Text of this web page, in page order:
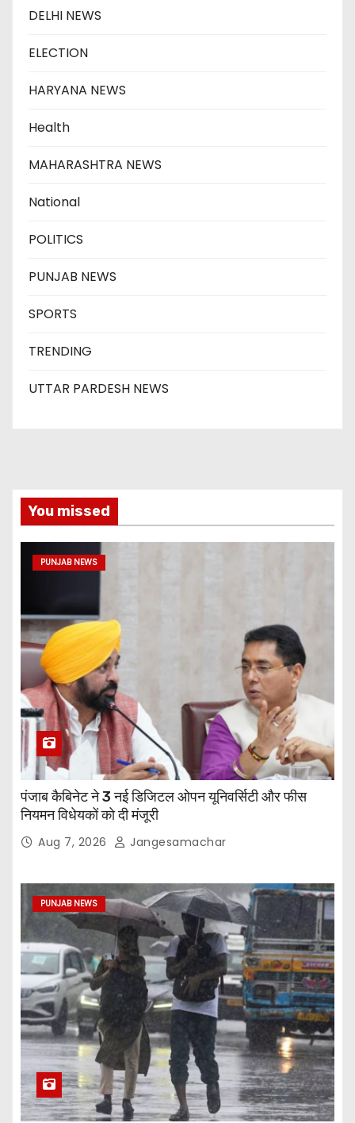
DELHI NEWS
ELECTION
HARYANA NEWS
Health
MAHARASHTRA NEWS
National
POLITICS
PUNJAB NEWS
SPORTS
TRENDING
UTTAR PARDESH NEWS
You missed
PUNJAB NEWS
पंजाब कैबिनेट ने 3 नई डिजिटल ओपन यूनिवर्सिटी और फीस
नियमन विधेयकों को दी मंजूरी
Aug 7, 2026 Jangesamachar
PUNJAB NEWS